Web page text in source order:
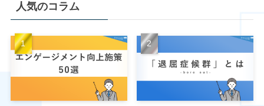
人気のコラム